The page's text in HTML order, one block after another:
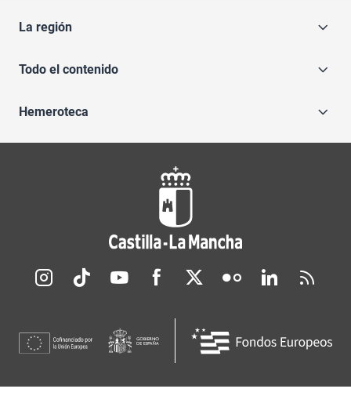
La región
Todo el contenido
Hemeroteca
Redes sociales JCCM